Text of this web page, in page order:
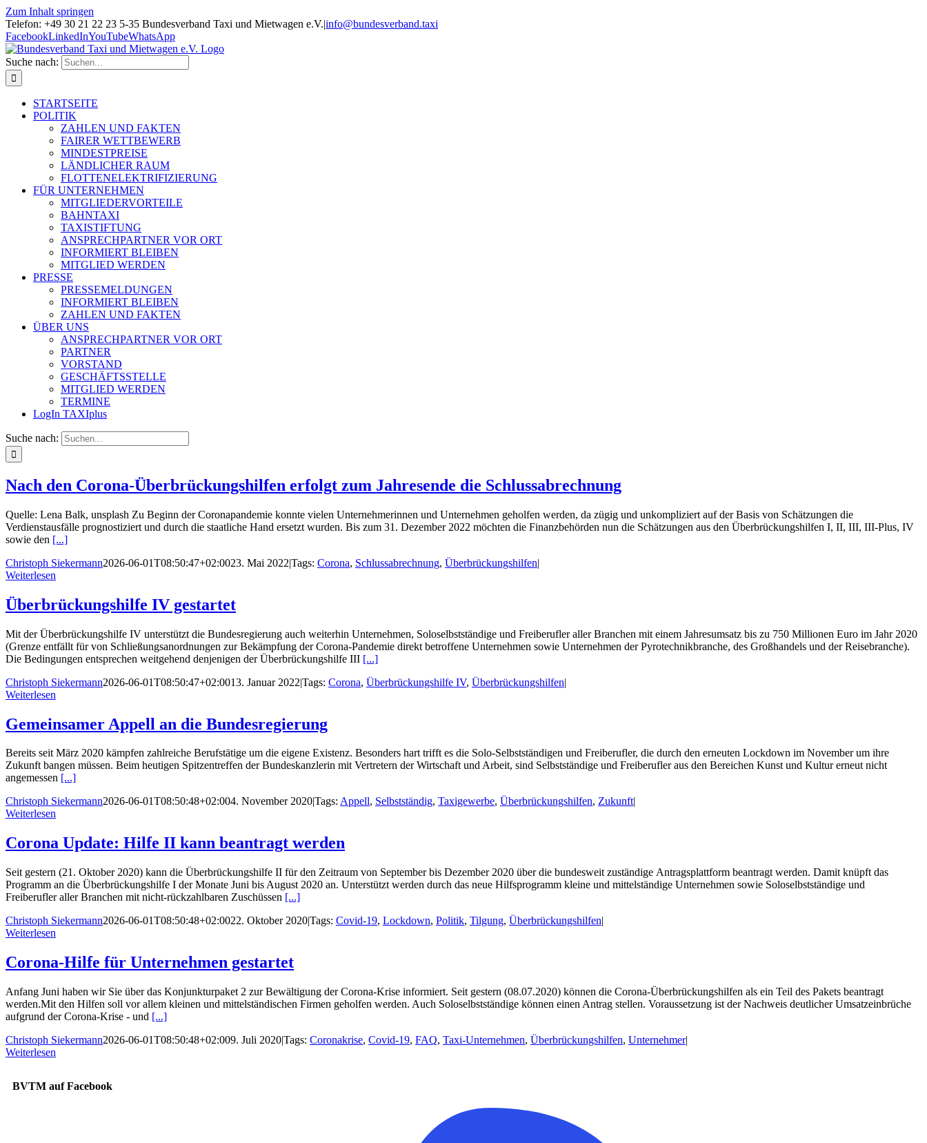
Zum Inhalt springen
Telefon: +49 30 21 22 23 5-35 Bundesverband Taxi und Mietwagen e.V.|info@bundesverband.taxi
FacebookLinkedInYouTubeWhatsApp
Suche nach:
STARTSEITE
POLITIK
ZAHLEN UND FAKTEN
FAIRER WETTBEWERB
MINDESTPREISE
LÄNDLICHER RAUM
FLOTTENELEKTRIFIZIERUNG
FÜR UNTERNEHMEN
MITGLIEDERVORTEILE
BAHNTAXI
TAXISTIFTUNG
ANSPRECHPARTNER VOR ORT
INFORMIERT BLEIBEN
MITGLIED WERDEN
PRESSE
PRESSEMELDUNGEN
INFORMIERT BLEIBEN
ZAHLEN UND FAKTEN
ÜBER UNS
ANSPRECHPARTNER VOR ORT
PARTNER
VORSTAND
GESCHÄFTSSTELLE
MITGLIED WERDEN
TERMINE
LogIn TAXIplus
Suche nach:
Nach den Corona-Überbrückungshilfen erfolgt zum Jahresende die Schlussabrechnung
Quelle: Lena Balk, unsplash Zu Beginn der Coronapandemie konnte vielen Unternehmerinnen und Unternehmen geholfen werden, da zügig und unkompliziert auf der Basis von Schätzungen die
Verdienstausfälle prognostiziert und durch die staatliche Hand ersetzt wurden. Bis zum 31. Dezember 2022 möchten die Finanzbehörden nun die Schätzungen aus den Überbrückungshilfen I, II, III, III-Plus, IV
sowie den [...]
Christoph Siekermann2026-06-01T08:50:47+02:0023. Mai 2022|Tags: Corona, Schlussabrechnung, Überbrückungshilfen|
Weiterlesen
Überbrückungshilfe IV gestartet
Mit der Überbrückungshilfe IV unterstützt die Bundesregierung auch weiterhin Unternehmen, Soloselbstständige und Freiberufler aller Branchen mit einem Jahresumsatz bis zu 750 Millionen Euro im Jahr 2020
(Grenze entfällt für von Schließungsanordnungen zur Bekämpfung der Corona-Pandemie direkt betroffene Unternehmen sowie Unternehmen der Pyrotechnikbranche, des Großhandels und der Reisebranche).
Die Bedingungen entsprechen weitgehend denjenigen der Überbrückungshilfe III [...]
Christoph Siekermann2026-06-01T08:50:47+02:0013. Januar 2022|Tags: Corona, Überbrückungshilfe IV, Überbrückungshilfen|
Weiterlesen
Gemeinsamer Appell an die Bundesregierung
Bereits seit März 2020 kämpfen zahlreiche Berufstätige um die eigene Existenz. Besonders hart trifft es die Solo-Selbstständigen und Freiberufler, die durch den erneuten Lockdown im November um ihre
Zukunft bangen müssen. Beim heutigen Spitzentreffen der Bundeskanzlerin mit Vertretern der Wirtschaft und Arbeit, sind Selbstständige und Freiberufler aus den Bereichen Kunst und Kultur erneut nicht
angemessen [...]
Christoph Siekermann2026-06-01T08:50:48+02:004. November 2020|Tags: Appell, Selbstständig, Taxigewerbe, Überbrückungshilfen, Zukunft|
Weiterlesen
Corona Update: Hilfe II kann beantragt werden
Seit gestern (21. Oktober 2020) kann die Überbrückungshilfe II für den Zeitraum von September bis Dezember 2020 über die bundesweit zuständige Antragsplattform beantragt werden. Damit knüpft das
Programm an die Überbrückungshilfe I der Monate Juni bis August 2020 an. Unterstützt werden durch das neue Hilfsprogramm kleine und mittelständige Unternehmen sowie Soloselbstständige und
Freiberufler aller Branchen mit nicht-rückzahlbaren Zuschüssen [...]
Christoph Siekermann2026-06-01T08:50:48+02:0022. Oktober 2020|Tags: Covid-19, Lockdown, Politik, Tilgung, Überbrückungshilfen|
Weiterlesen
Corona-Hilfe für Unternehmen gestartet
Anfang Juni haben wir Sie über das Konjunkturpaket 2 zur Bewältigung der Corona-Krise informiert. Seit gestern (08.07.2020) können die Corona-Überbrückungshilfen als ein Teil des Pakets beantragt
werden.Mit den Hilfen soll vor allem kleinen und mittelständischen Firmen geholfen werden. Auch Soloselbstständige können einen Antrag stellen. Voraussetzung ist der Nachweis deutlicher Umsatzeinbrüche
aufgrund der Corona-Krise - und [...]
Christoph Siekermann2026-06-01T08:50:48+02:009. Juli 2020|Tags: Coronakrise, Covid-19, FAQ, Taxi-Unternehmen, Überbrückungshilfen, Unternehmer|
Weiterlesen
BVTM auf Facebook